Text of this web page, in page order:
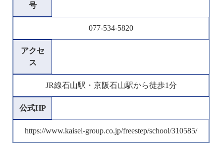
号
077-534-5820
アクセ
ス
JR線石山駅・京阪石山駅から徒歩1分
公式HP
https://www.kaisei-group.co.jp/freestep/school/310585/